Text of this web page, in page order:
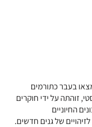
בעבר כתורמים
זוהתה על ידי חוקרים
החיוניים
של גנים חדשים.